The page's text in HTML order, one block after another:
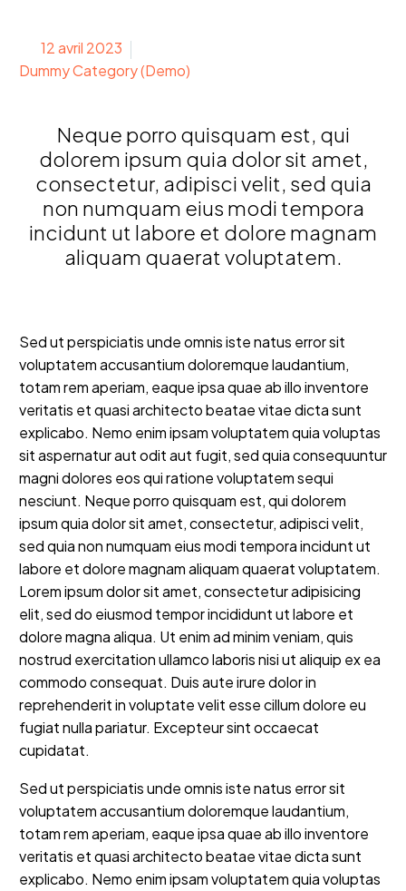
12 avril 2023
Dummy Category (Demo)
Neque porro quisquam est, qui
dolorem ipsum quia dolor sit amet,
consectetur, adipisci velit, sed quia
non numquam eius modi tempora
incidunt ut labore et dolore magnam
aliquam quaerat voluptatem.
Sed ut perspiciatis unde omnis iste natus error sit
voluptatem accusantium doloremque laudantium,
totam rem aperiam, eaque ipsa quae ab illo inventore
veritatis et quasi architecto beatae vitae dicta sunt
explicabo. Nemo enim ipsam voluptatem quia voluptas
sit aspernatur aut odit aut fugit, sed quia consequuntur
magni dolores eos qui ratione voluptatem sequi
nesciunt. Neque porro quisquam est, qui dolorem
ipsum quia dolor sit amet, consectetur, adipisci velit,
sed quia non numquam eius modi tempora incidunt ut
labore et dolore magnam aliquam quaerat voluptatem.
Lorem ipsum dolor sit amet, consectetur adipisicing
elit, sed do eiusmod tempor incididunt ut labore et
dolore magna aliqua. Ut enim ad minim veniam, quis
nostrud exercitation ullamco laboris nisi ut aliquip ex ea
commodo consequat. Duis aute irure dolor in
reprehenderit in voluptate velit esse cillum dolore eu
fugiat nulla pariatur. Excepteur sint occaecat
cupidatat.
Sed ut perspiciatis unde omnis iste natus error sit
voluptatem accusantium doloremque laudantium,
totam rem aperiam, eaque ipsa quae ab illo inventore
veritatis et quasi architecto beatae vitae dicta sunt
explicabo. Nemo enim ipsam voluptatem quia voluptas